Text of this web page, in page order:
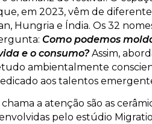
em 2023, vêm de
Hungria e Índia. Os 32
Como podemos
e o consumo?Assim,
ambientalmente
aos talentos
a atenção são as
pelo estúdio